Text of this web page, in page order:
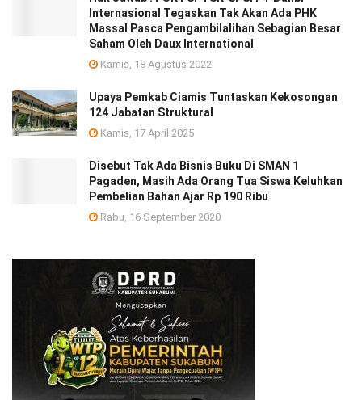
Internasional Tegaskan Tak Akan Ada PHK
Massal Pasca Pengambilalihan Sebagian Besar
Saham Oleh Daux International
Kamis, 18 Agustus 2022
Upaya Pemkab Ciamis Tuntaskan Kekosongan
124 Jabatan Struktural
Kamis, 17 April 2025
Disebut Tak Ada Bisnis Buku Di SMAN 1
Pagaden, Masih Ada Orang Tua Siswa Keluhkan
Pembelian Bahan Ajar Rp 190 Ribu
Rabu, 16 September 2020